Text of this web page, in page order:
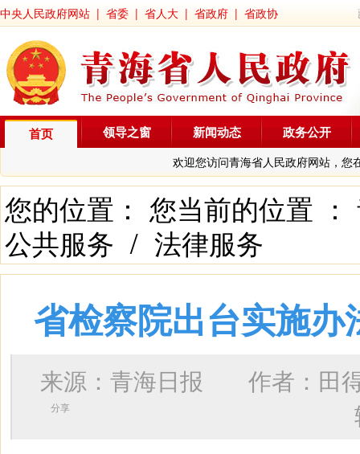
中央人民政府网站 | 省委 | 省人大 | 省政府 | 省政协
首页
欢迎您访问青海省人民政府网站，您
领导之窗 新闻动态 政务公开
您的位置： 您当前的位置 ：
公共服务 / 法律服务
省检察院出台实施
来源：青海日报 作者： 田
分享